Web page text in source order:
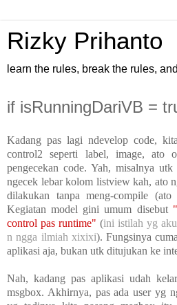
Rizky Prihanto
learn the rules, break the rules,
if isRunningDariVB =
Kadang pas lagi ndevelop code,
control2 seperti label, image, ato
pengecekan code. Yah, misalnya
ngecek lebar kolom listview kah, ato
dilakukan tanpa meng-compile
Kegiatan model gini umum disebut
control pas runtime" (ini istilah yg
n ngga ilmiah xixixi). Fungsinya
aplikasi aja, bukan utk ditujukan ke
Nah, kadang pas aplikasi udah
msgbox. Akhirnya, pas ada user yg